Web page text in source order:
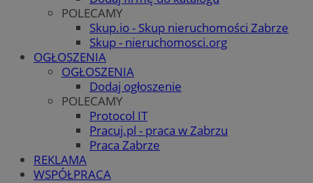
POLECAMY
Skup.io - Skup nieruchomości Zabrze
Skup - nieruchomosci.org
OGŁOSZENIA
OGŁOSZENIA
Dodaj ogłoszenie
POLECAMY
Protocol IT
Pracuj.pl - praca w Zabrzu
Praca Zabrze
REKLAMA
WSPÓŁPRACA